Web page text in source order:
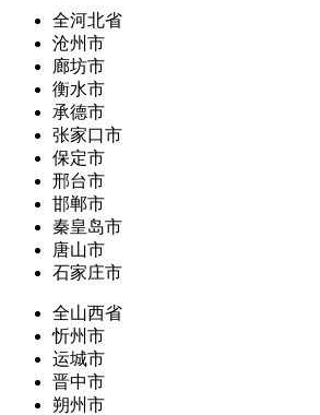
全河北省
沧州市
廊坊市
衡水市
承德市
张家口市
保定市
邢台市
邯郸市
秦皇岛市
唐山市
石家庄市
全山西省
忻州市
运城市
晋中市
朔州市